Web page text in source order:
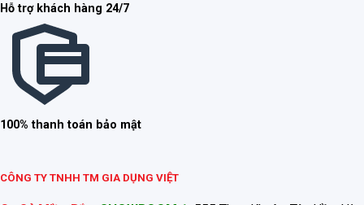
Hỗ trợ khách hàng 24/7
100% thanh toán bảo mật
CÔNG TY TNHH TM GIA DỤNG VIỆT